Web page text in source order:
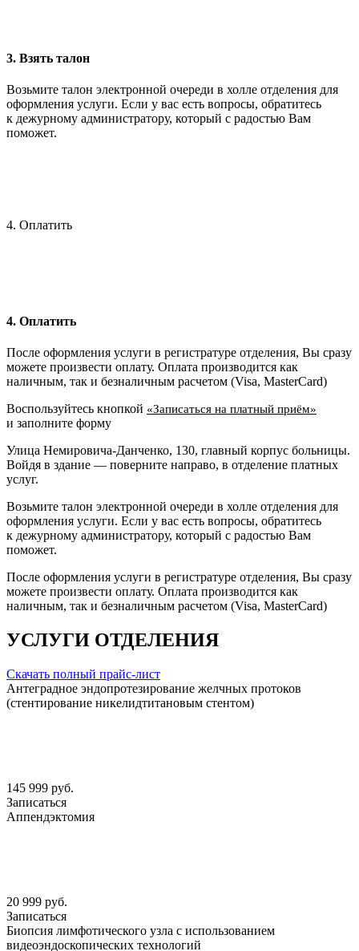
3. Взять талон
Возьмите талон электронной очереди в холле отделения для
оформления услуги. Если у вас есть вопросы, обратитесь
к дежурному администратору, который с радостью Вам
поможет.
4. Оплатить
4. Оплатить
После оформления услуги в регистратуре отделения, Вы сразу
можете произвести оплату. Оплата производится как
наличным, так и безналичным расчетом (Visa, MasterCard)
Воспользуйтесь кнопкой «Записаться на платный приём»
и заполните форму
Улица Немировича-Данченко, 130, главный корпус больницы.
Войдя в здание — поверните направо, в отделение платных
услуг.
Возьмите талон электронной очереди в холле отделения для
оформления услуги. Если у вас есть вопросы, обратитесь
к дежурному администратору, который с радостью Вам
поможет.
После оформления услуги в регистратуре отделения, Вы сразу
можете произвести оплату. Оплата производится как
наличным, так и безналичным расчетом (Visa, MasterCard)
УСЛУГИ ОТДЕЛЕНИЯ
Скачать полный прайс-лист
Антеградное эндопротезирование желчных протоков
(стентирование никелидтитановым стентом)
145 999 руб.
Записаться
Аппендэктомия
20 999 руб.
Записаться
Биопсия лимфотического узла с использованием
видеоэндоскопических технологий